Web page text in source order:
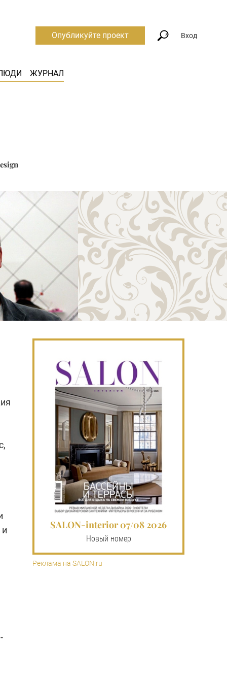
ЖУРНАЛ
Опубликуйте проект Вход
SALON-interior 07/08 2026
Новый номер
Реклама на SALON.ru